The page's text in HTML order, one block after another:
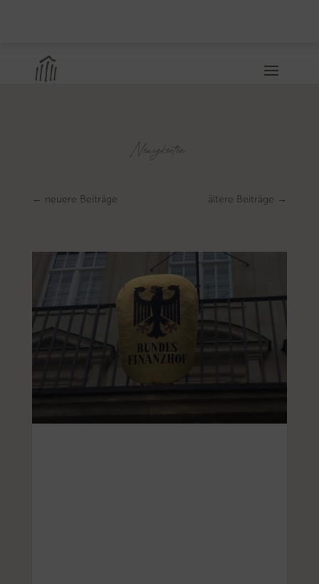
Neuigkeiten
← neuere Beiträge ältere Beiträge →